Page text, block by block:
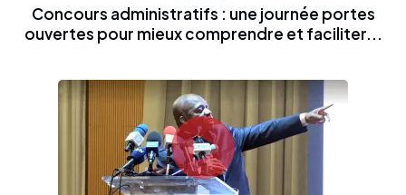
Concours administratifs : une journée portes
ouvertes pour mieux comprendre et faciliter...